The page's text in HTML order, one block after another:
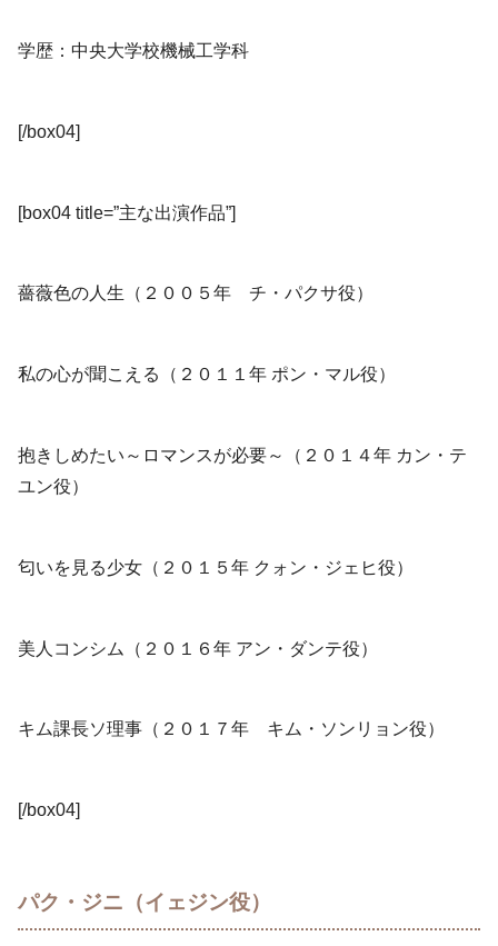
学歴：中央大学校機械工学科
[/box04]
[box04 title=”主な出演作品”]
薔薇色の人生（２００５年 チ・パクサ役）
私の心が聞こえる（２０１１年 ポン・マル役）
抱きしめたい～ロマンスが必要～（２０１４年 カン・テ
ユン役）
匂いを見る少女（２０１５年 クォン・ジェヒ役）
美人コンシム（２０１６年 アン・ダンテ役）
キム課長ソ理事（２０１７年 キム・ソンリョン役）
[/box04]
パク・ジニ（イェジン役）